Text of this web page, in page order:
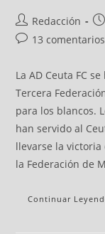
Redacción
13 comentarios
La AD Ceuta FC
Tercera
para los blancos.
han servido al
llevarse la
la Federación de
Continuar